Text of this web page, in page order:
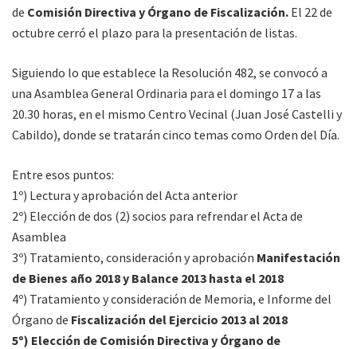
de Comisión Directiva y Órgano de Fiscalización. El 22 de
octubre cerró el plazo para la presentación de listas.
Siguiendo lo que establece la Resolución 482, se convocó a
una Asamblea General Ordinaria para el domingo 17 a las
20.30 horas, en el mismo Centro Vecinal (Juan José Castelli y
Cabildo), donde se tratarán cinco temas como Orden del Día.
Entre esos puntos:
1º) Lectura y aprobación del Acta anterior
2º) Elección de dos (2) socios para refrendar el Acta de
Asamblea
3º) Tratamiento, consideración y aprobación Manifestación
de Bienes año 2018 y Balance 2013 hasta el 2018
4º) Tratamiento y consideración de Memoria, e Informe del
Órgano de Fiscalización del Ejercicio 2013 al 2018
5º) Elección de Comisión Directiva y Órgano de